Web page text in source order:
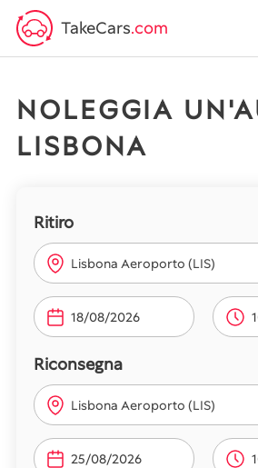
TakeCars.com
NOLEGGIA
LISBONA
Ritiro
Lisbona Aeroporto (LIS)
Riconsegna
Lisbona Aeroporto (LIS)